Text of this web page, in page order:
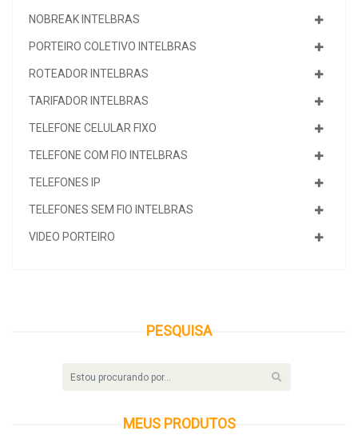
NOBREAK INTELBRAS
PORTEIRO COLETIVO INTELBRAS
ROTEADOR INTELBRAS
TARIFADOR INTELBRAS
TELEFONE CELULAR FIXO
TELEFONE COM FIO INTELBRAS
TELEFONES IP
TELEFONES SEM FIO INTELBRAS
VIDEO PORTEIRO
PESQUISA
MEUS PRODUTOS